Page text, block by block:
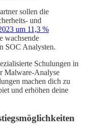
sollen die
und
um 11,3 %
wachsende
SOC Analysten.
Schulungen in
Malware-Analyse
machen dich zu
und erhöhen deine